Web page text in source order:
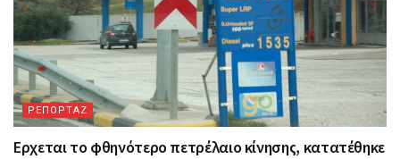
ΡΕΠΟΡΤΑΖ
Ερχεται το φθηνότερο πετρέλαιο κίνησης, κατατέθηκε